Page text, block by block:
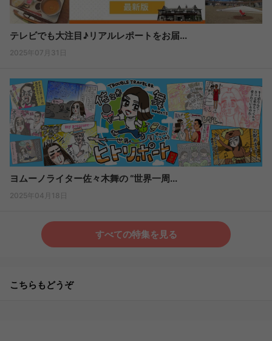
テレビでも大注目♪リアルレポートをお届...
2025年07月31日
ヨムーノライター佐々木舞の “世界一周...
2025年04月18日
すべての特集を見る
こちらもどうぞ